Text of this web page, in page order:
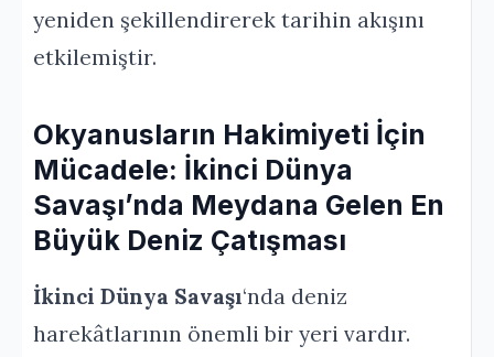
yeniden şekillendirerek tarihin akışını
etkilemiştir.
Okyanusların Hakimiyeti İçin
Mücadele: İkinci Dünya
Savaşı’nda Meydana Gelen En
Büyük Deniz Çatışması
İkinci Dünya Savaşı‘nda deniz
harekâtlarının önemli bir yeri vardır.